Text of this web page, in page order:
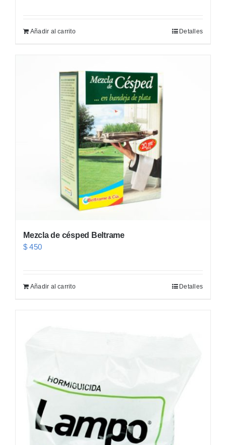
Añadir al carrito Detalles
Mezcla de césped Beltrame
$ 450
Añadir al carrito Detalles